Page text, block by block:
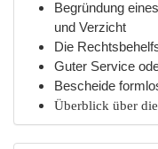
Begründung
und Verzicht
Die
Guter Service
Bescheide
Überblick über